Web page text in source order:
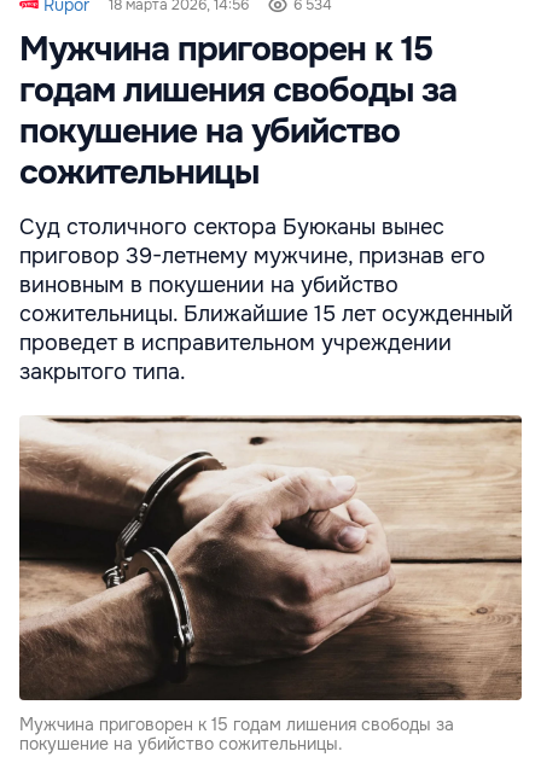
Rupor 18 марта 2026, 14:56 6 534
Мужчина приговорен к 15
годам лишения свободы за
покушение на убийство
сожительницы
Суд столичного сектора Буюканы вынес
приговор 39-летнему мужчине, признав его
виновным в покушении на убийство
сожительницы. Ближайшие 15 лет осужденный
проведет в исправительном учреждении
закрытого типа.
Мужчина приговорен к 15 годам лишения свободы за
покушение на убийство сожительницы.